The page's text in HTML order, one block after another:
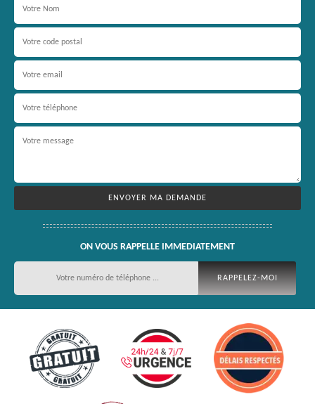
ON VOUS RAPPELLE IMMEDIATEMENT